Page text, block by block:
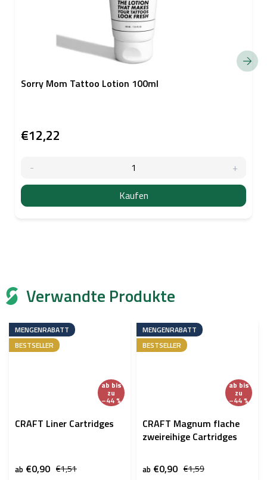
Verwandte Produkte
MENGENRABATT
BESTSELLER
ab bis
zu
–44 %
CRAFT Liner Cartridges
€1,51
ab €0,90
MENGENRABATT
BESTSELLER
ab bis
zu
–44 %
CRAFT Magnum flache
zweireihige Cartridges
€1,59
ab €0,90
Sorry Mom Tattoo Lotion 100ml
€12,22
Kaufen